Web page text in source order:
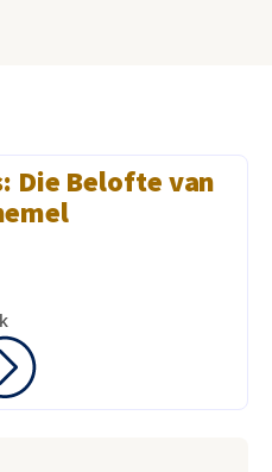
Die Belofte van